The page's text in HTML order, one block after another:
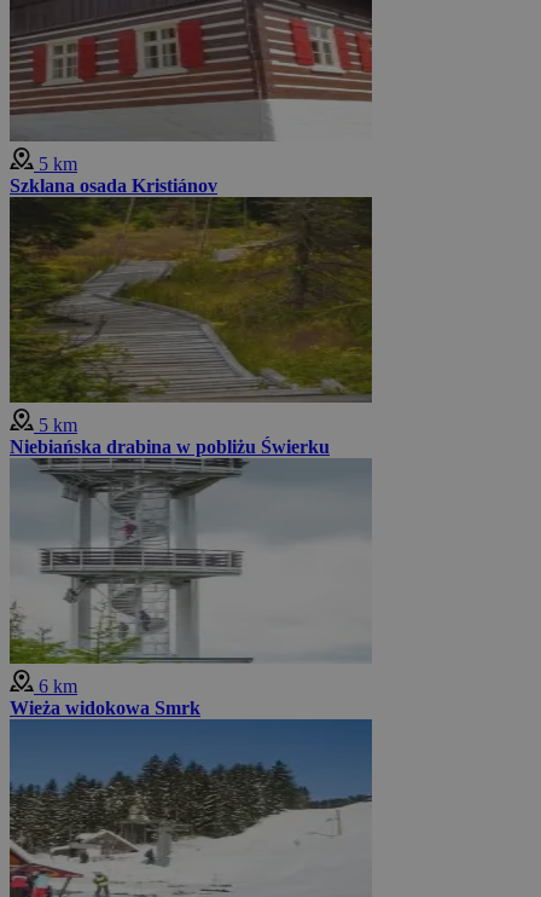
5 km
Szklana osada Kristiánov
5 km
Niebiańska drabina w pobliżu Świerku
6 km
Wieża widokowa Smrk